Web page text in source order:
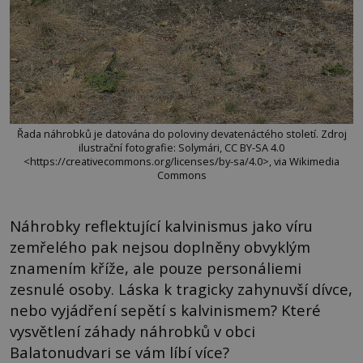
Řada náhrobků je datována do poloviny devatenáctého století. Zdroj
ilustrační fotografie: Solymári, CC BY-SA 4.0
<https://creativecommons.org/licenses/by-sa/4.0>, via Wikimedia
Commons
Náhrobky reflektující kalvinismus jako víru
zemřelého pak nejsou doplněny obvyklým
znamením kříže, ale pouze personáliemi
zesnulé osoby. Láska k tragicky zahynuvší dívce,
nebo vyjádření sepětí s kalvinismem? Které
vysvětlení záhady náhrobků v obci
Balatonudvari se vám líbí více?